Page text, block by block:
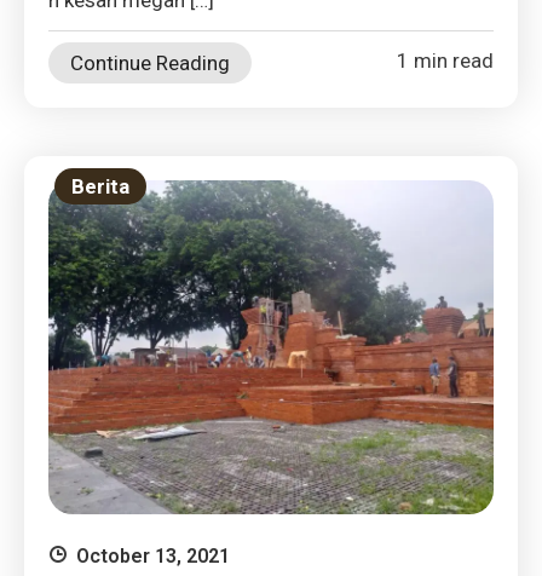
Continue Reading 1 min read
Berita
October 13, 2021